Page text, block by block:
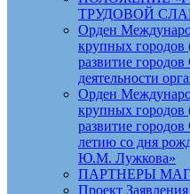
ТРУДОВОЙ
Орден
крупных городов
развитие
деятельности
Орден
крупных городов
развитие
летию со дня
Ю.М. Лужкова»
ПАРТНЕРЫ МАГ
Проект